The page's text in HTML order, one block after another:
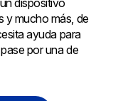
dispositivo
y mucho más, de
ayuda para
por una de